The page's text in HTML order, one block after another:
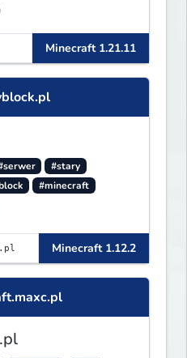
Minecraft 1.21.11
#stary
#minecraft
Minecraft 1.12.2